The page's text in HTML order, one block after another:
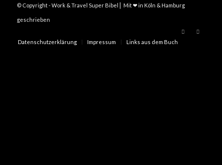
© Copyright - Work & Travel Super Bibel ⎢ Mit ❤ in Köln & Hamburg
geschrieben
Datenschutzerklärung Impressum Links aus dem Buch